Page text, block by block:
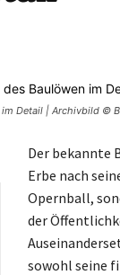
im Detail | Archivbild ©
Der bekannte
Erbe nach
Opernball,
der
sowohl seine